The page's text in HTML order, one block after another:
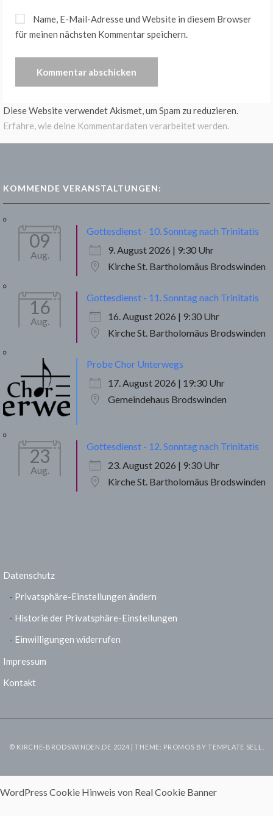
Name, E-Mail-Adresse und Website in diesem Browser
für meinen nächsten Kommentar speichern.
Diese Website verwendet Akismet, um Spam zu reduzieren.
Erfahre, wie deine Kommentardaten verarbeitet werden.
KOMMENDE VERANSTALTUNGEN:
09
Aug.
Gottesdienst - 10. Sonntag nach Trinitatis
9. August 2026 | 9:30 Uhr
Kirche St. Bartholomäus Brodswinden
16
Aug.
Gottesdienst - 11. Sonntag nach Trinitatis
16. August 2026 | 9:30 Uhr
Kirche St. Bartholomäus Brodswinden
Probe Chor Unterwegs
17. August 2026 | 19:30 Uhr
Gemeindehaus Brodswinden
23
Aug.
Gottesdienst - 12. Sonntag nach Trinitatis
23. August 2026 | 9:30 Uhr
Kirche St. Bartholomäus Brodswinden
Datenschutz
Privatsphäre-Einstellungen ändern
Historie der Privatsphäre-Einstellungen
Einwilligungen widerrufen
Impressum
Kontakt
© KIRCHE-BRODSWINDEN.DE 2024 | THEME: PROMOS BYTEMPLATE SELL
WordPress Cookie Hinweis von Real Cookie Banner